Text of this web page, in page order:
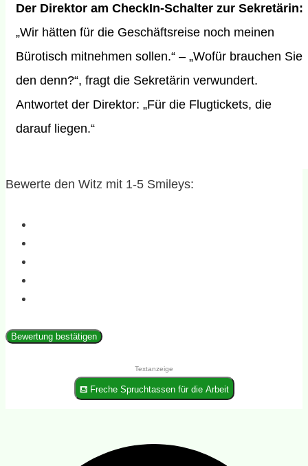
Der Direktor am CheckIn-Schalter zur Sekretärin:
„Wir hätten für die Geschäftsreise noch meinen
Bürotisch mitnehmen sollen.“ – „Wofür brauchen Sie
den denn?“, fragt die Sekretärin verwundert.
Antwortet der Direktor: „Für die Flugtickets, die
darauf liegen.“
Bewerte den Witz mit 1-5 Smileys:
Bewertung bestätigen
Textanzeige
⛾ Freche Spruchtassen für die Arbeit